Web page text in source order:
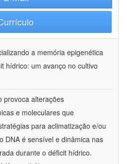
a memória epigenética
hídrico: um avanço no cultivo
provoca alterações
e moleculares que
para aclimatização e/ou
DNA é sensível e dinâmica nas
durante o déficit hídrico.